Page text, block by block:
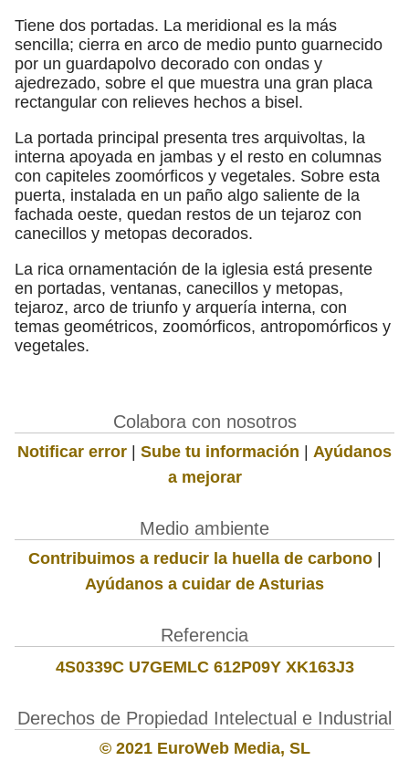
Tiene dos portadas. La meridional es la más
sencilla; cierra en arco de medio punto guarnecido
por un guardapolvo decorado con ondas y
ajedrezado, sobre el que muestra una gran placa
rectangular con relieves hechos a bisel.
La portada principal presenta tres arquivoltas, la
interna apoyada en jambas y el resto en columnas
con capiteles zoomórficos y vegetales. Sobre esta
puerta, instalada en un paño algo saliente de la
fachada oeste, quedan restos de un tejaroz con
canecillos y metopas decorados.
La rica ornamentación de la iglesia está presente
en portadas, ventanas, canecillos y metopas,
tejaroz, arco de triunfo y arquería interna, con
temas geométricos, zoomórficos, antropomórficos y
vegetales.
Colabora con nosotros
Notificar error | Sube tu información | Ayúdanos
a mejorar
Medio ambiente
Contribuimos a reducir la huella de carbono|
Ayúdanos a cuidar de Asturias
Referencia
4S0339C U7GEMLC 612P09Y XK163J3
Derechos de Propiedad Intelectual e Industrial
© 2021 EuroWeb Media, SL